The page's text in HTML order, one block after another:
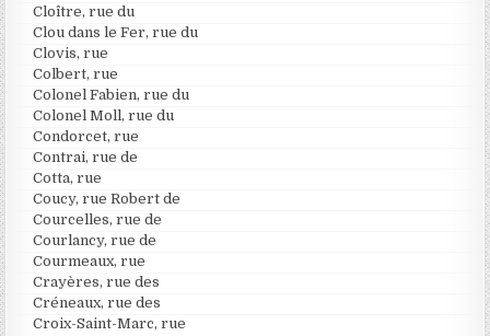
Cloître, rue du
Clou dans le Fer, rue du
Clovis, rue
Colbert, rue
Colonel Fabien, rue du
Colonel Moll, rue du
Condorcet, rue
Contrai, rue de
Cotta, rue
Coucy, rue Robert de
Courcelles, rue de
Courlancy, rue de
Courmeaux, rue
Crayères, rue des
Créneaux, rue des
Croix-Saint-Marc, rue